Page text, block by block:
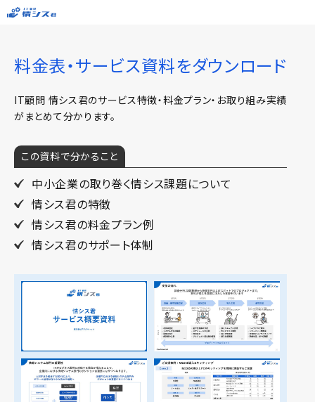
料金表・サービス資料をダウンロード
IT顧問 情シス君のサービス特徴・料金プラン・お取り組み実績
がまとめて分かります。
この資料で分かること
中小企業の取り巻く情シス課題について
情シス君の特徴
情シス君の料金プラン例
情シス君のサポート体制